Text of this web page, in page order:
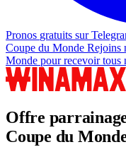
Pronos gratuits sur
Coupe du Monde Rejoins
Monde pour recevoir tous
Offre
Coupe du